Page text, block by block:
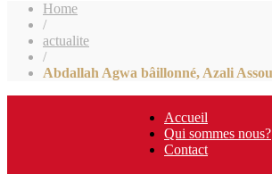
Home
/
actualite
/
Abdallah Agwa bâillonné, Azali
Accueil
Qui sommes nous?
Contact